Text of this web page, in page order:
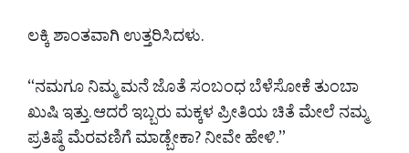
ಲಕ್ಕಿ ಶಾಂತವಾಗಿ ಉತ್ತರಿಸಿದಳು.
“ನಮಗೂ ನಿಮ್ಮ ಮನೆ ಜೊತೆ ಸಂಬಂಧ ಬೆಳೆಸೋಕೆ ತುಂಬಾ
ಖುಷಿ ಇತ್ತು. ಆದರೆ ಇಬ್ಬರು ಮಕ್ಕಳ ಪ್ರೀತಿಯ ಚಿತೆ ಮೇಲೆ ನಮ್ಮ
ಪ್ರತಿಷ್ಠೆ ಮೆರವಣಿಗೆ ಮಾಡ್ಬೇಕಾ? ನೀವೇ ಹೇಳಿ.”